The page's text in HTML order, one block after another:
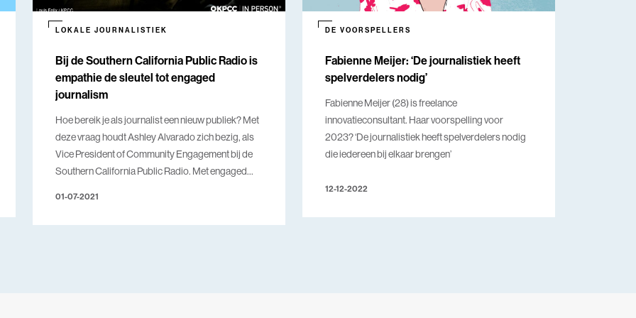
Bij de Southern California Public Radio is
empathie de sleutel tot engaged
journalism
LOKALE JOURNALISTIEK
Hoe bereik je als journalist een nieuw publiek? Met
deze vraag houdt Ashley Alvarado zich bezig, als
Vice President of Community Engagement bij de
Southern California Public Radio. Met engaged
Alvarado uit tijdens het congres De Regio Vecht
01-07-2021
Fabienne Meijer: ‘De journalistiek heeft
spelverdelers nodig’
DE VOORSPELLERS
Fabienne Meijer (28) is freelance
innovatieconsultant. Haar voorspelling voor
2023? ‘De journalistiek heeft spelverdelers nodig
die iedereen bij elkaar brengen’
12-12-2022